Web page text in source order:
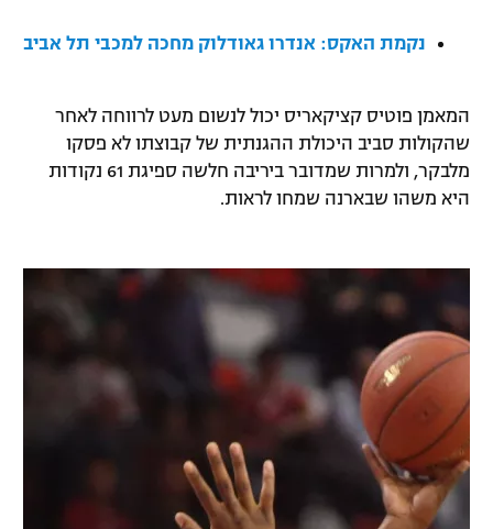
מדיניות פרטיות
תקנון פעילות ספורט 1
רשיון להקרנה פומבית לבית עסק
לוח דרושים – ג'ובנט
תגיות
המגזין
נקמת האקס: אנדרו גאודלוק מחכה למכבי תל אביב
המאמן פוטיס קציקאריס יכול לנשום מעט לרווחה לאחר
שהקולות סביב היכולת ההגנתית של קבוצתו לא פסקו
מלבקר, ולמרות שמדובר ביריבה חלשה ספיגת 61 נקודות
היא משהו שבארנה שמחו לראות.